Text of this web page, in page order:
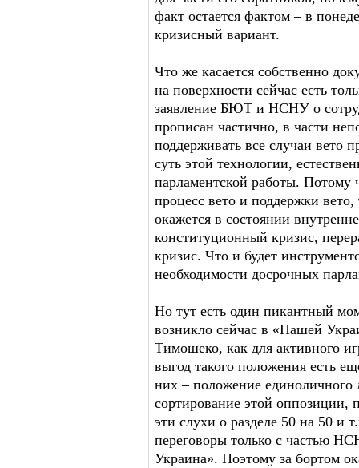
факт остается фактом – в
кризисный вариант.
Что же касается собственно
на поверхности сейчас есть
заявление БЮТ и НСНУ о
прописан частично, в части
поддерживать все случаи вето
суть этой технологии,
парламентской работы. Потому
процесс вето и поддержки
окажется в состоянии
конституционный кризис,
кризис. Что и будет
необходимости досрочных
Но тут есть один пикантный
возникло сейчас в «Нашей
Тимошеко, как для активного
выгод такого положения есть
них – положение
сортирование этой оппозиции,
эти слухи о разделе 50 на 50 и
переговоры только с частью
Украина». Поэтому за бортом